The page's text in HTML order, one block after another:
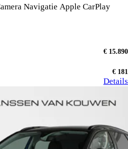
Navigatie Apple CarPlay
€ 15.890
€ 181
Details